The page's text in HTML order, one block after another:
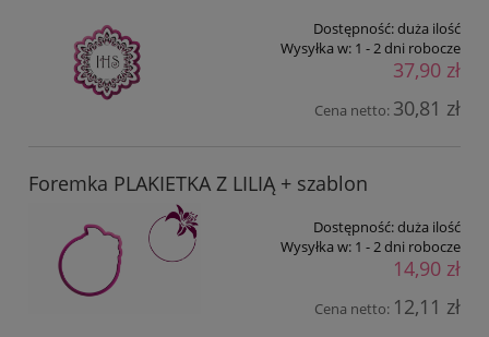
Dostępność:duża ilość
Wysyłka w: 1 - 2 dni robocze
37,90 zł
Cena netto: 30,81 zł
Foremka PLAKIETKA Z LILIĄ + szablon
Dostępność:duża ilość
Wysyłka w: 1 - 2 dni robocze
14,90 zł
Cena netto: 12,11 zł